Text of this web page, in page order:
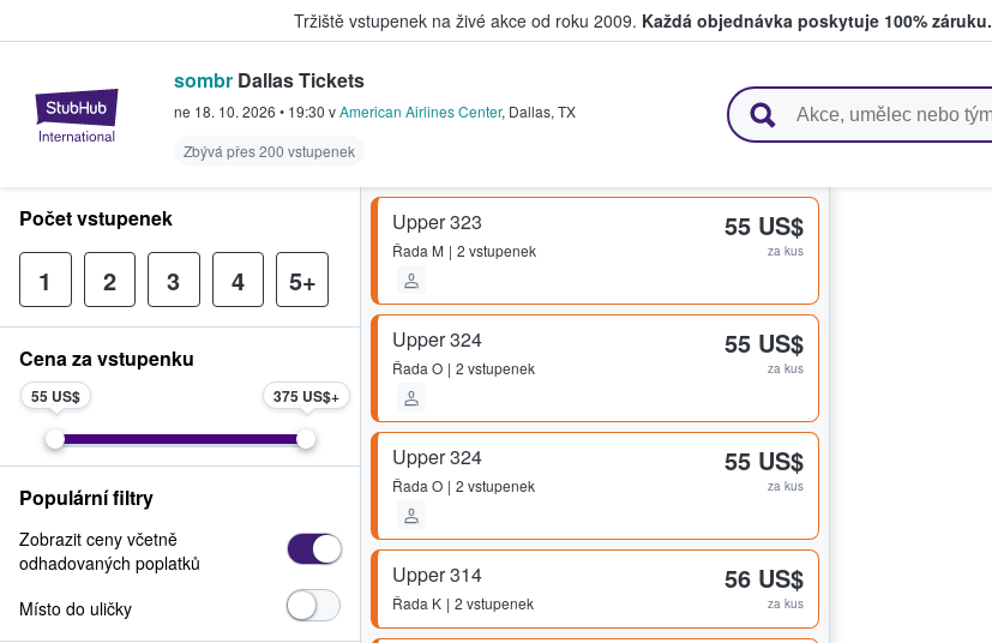
Tržiště vstupenek na živé akce od roku 2009. Každá objednávka poskytuje 100% záruku.
StubHub – Místo, kde fanoušci kupují a prodávají vstupenky
sombr Dallas Tickets
ne 18. 10. 2026 • 19:30 vAmerican Airlines Center, Dallas, TX
Zbývá přes 200 vstupenek
Upper 323
Řada M 2 vstupenek
55 US$
za kus
Upper 324
Řada O 2 vstupenek
55 US$
za kus
Upper 324
Řada O 2 vstupenek
55 US$
za kus
Upper 314
Řada K 2 vstupenek
56 US$
za kus
Počet vstupenek
1 2 3 4 5+
Cena za vstupenku
55 US$ 375 US$
Populární filtry
Zobrazit ceny včetně
odhadovaných poplatků
Místo do uličky